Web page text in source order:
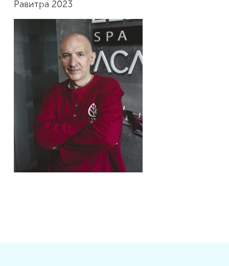
Равитра 2023